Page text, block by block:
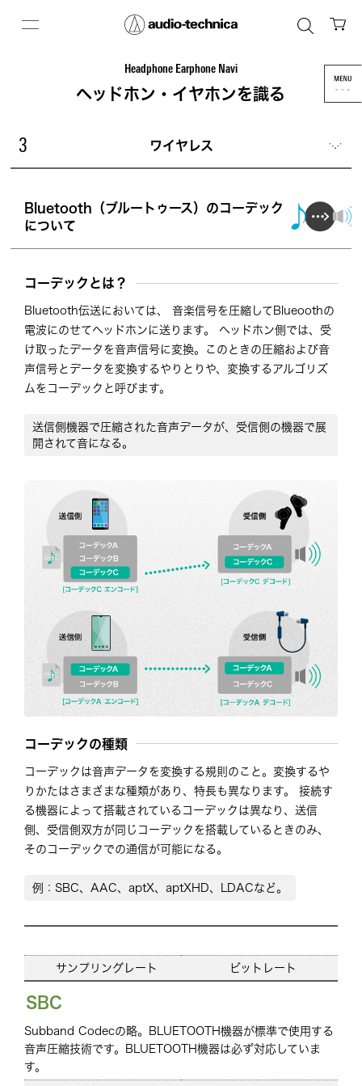
Headphone Earphone Navi
ヘッドホン・イヤホンを識る
3 ワイヤレス
Bluetooth（ブルートゥース）のコーデック
について
コーデックとは？
Bluetooth伝送においては、 音楽信号を圧縮してBlueoothの
電波にのせてヘッドホンに送ります。 ヘッドホン側では、受
け取ったデータを音声信号に変換。このときの圧縮および音
声信号とデータを変換するやりとりや、変換するアルゴリズ
ムをコーデックと呼びます。
送信側機器で圧縮された音声データが、受信側の機器で展
開されて音になる。
コーデックの種類
コーデックは音声データを変換する規則のこと。変換するや
りかたはさまざまな種類があり、特長も異なります。 接続す
る機器によって搭載されているコーデックは異なり、送信
側、受信側双方が同じコーデックを搭載しているときのみ、
そのコーデックでの通信が可能になる。
例：SBC、AAC、aptX、aptXHD、LDACなど。
サンプリングレート ビットレート
SBC
Subband Codecの略。BLUETOOTH機器が標準で使用する
音声圧縮技術です。BLUETOOTH機器は必ず対応していま
す。